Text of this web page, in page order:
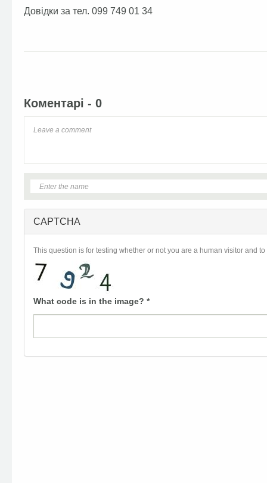
Довідки за тел. 099 749 01 34
Коментарі - 0
CAPTCHA
This question is for testing whether or not you are a human visitor and
What code is in the image? *